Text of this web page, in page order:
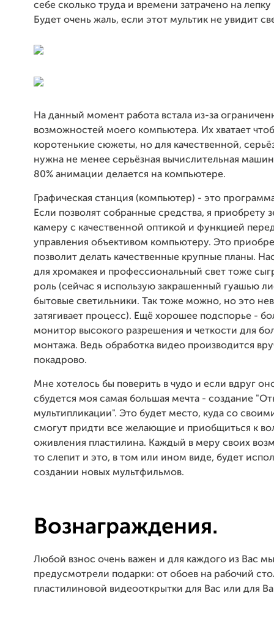
себе сколько труда и времени затрачено на
Будет очень жаль, если этот мультик не увидит
На данный момент работа встала из-за
возможностей моего компьютера. Их хватает
коротенькие сюжеты, но для качественной,
нужна не менее серьёзная вычислительная
80% анимации делается на компьютере.
Графическая станция (компьютер) - это
Если позволят собранные средства, я приобрету
камеру с качественной оптикой и функцией
управления объективом компьютеру. Это
позволит делать качественные крупные планы.
для хромакея и профессиональный свет тоже
роль (сейчас я использую закрашенный гуашью
бытовые светильники. Так тоже можно, но это
затягивает процесс). Ещё хорошее подспорье -
монитор высокого разрешения и четкости для
монтажа. Ведь обработка видео производится
покадрово.
Мне хотелось бы поверить в чудо и если вдруг
сбудется моя самая большая мечта - создание
мультипликации". Это будет место, куда со
смогут придти все желающие и приобщиться к
оживления пластилина. Каждый в меру своих
то слепит и это, в том или ином виде, будет
создании новых мультфильмов.
Вознаграждения.
Любой взнос очень важен и для каждого из Вас мы
предусмотрели подарки: от обоев на рабочий
пластилиновой видеооткрытки для Вас или для